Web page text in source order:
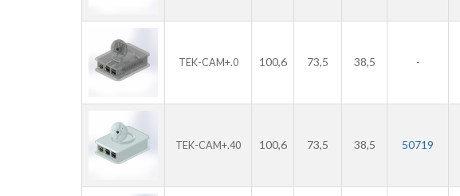
TEK-CAM+.0 100,6 73,5 38,5 -
TEK-CAM+.40 100,6 73,5 38,5 50719